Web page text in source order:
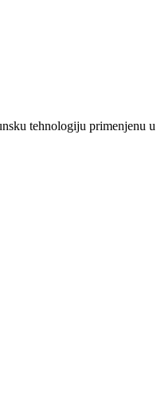
tehnologiju primenjenu